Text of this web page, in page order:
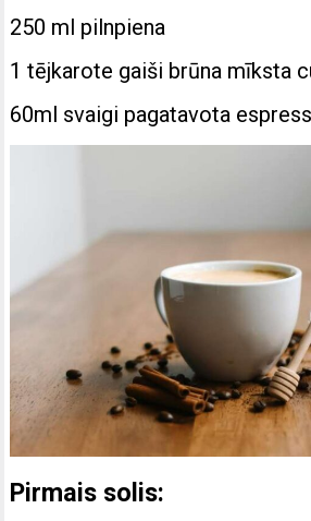
250 ml pilnpiena
1 tējkarote gaiši brūna mīksta
60ml svaigi pagatavota
Pirmais solis: